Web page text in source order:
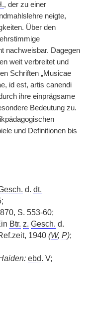
, der zu einer
neigte,
Über den
nachweisbar. Dagegen
weit verbreitet und
Schriften „Musicae
id est, artis canendi
ihre einprägsame
Bedeutung zu.
und Definitionen bis
d. dt.
S. 553-60;
Btr. z. Gesch. d.
1940 (W, P);
ebd. V;